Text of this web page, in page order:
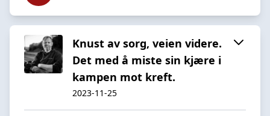
Knust av sorg, veien videre.
Det med å miste sin kjære i
kampen mot kreft.
2023-11-25